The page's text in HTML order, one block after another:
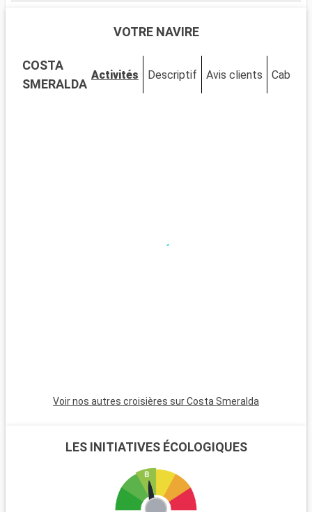
témoignent le Palais de la Carta et le Théâtre Guimerá, le
impressionnant. Pour peaufiner l'expérience, certains
voyageurs profitent de leur croisiere Santa Cruz de Tenerife
pour visiter les musées les plus remarquables comme celui
VOTRE NAVIRE
COSTA
SMERALDA
Activités Descriptif Avis clients Cabines
Voir nos autres croisières sur Costa Smeralda
LES INITIATIVES ÉCOLOGIQUES